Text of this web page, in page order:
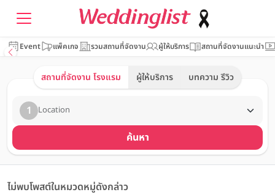
Event แพ็คเกจ รวมสถานที่จัดงาน ผู้ให้บริการ สถานที่จัดงานแนะนำ
สถานที่จัดงาน โรงแรม ผู้ให้บริการ บทความ รีวิว
1 Location
ค้นหา
ไม่พบโพสต์ในหมวดหมู่ดังกล่าว